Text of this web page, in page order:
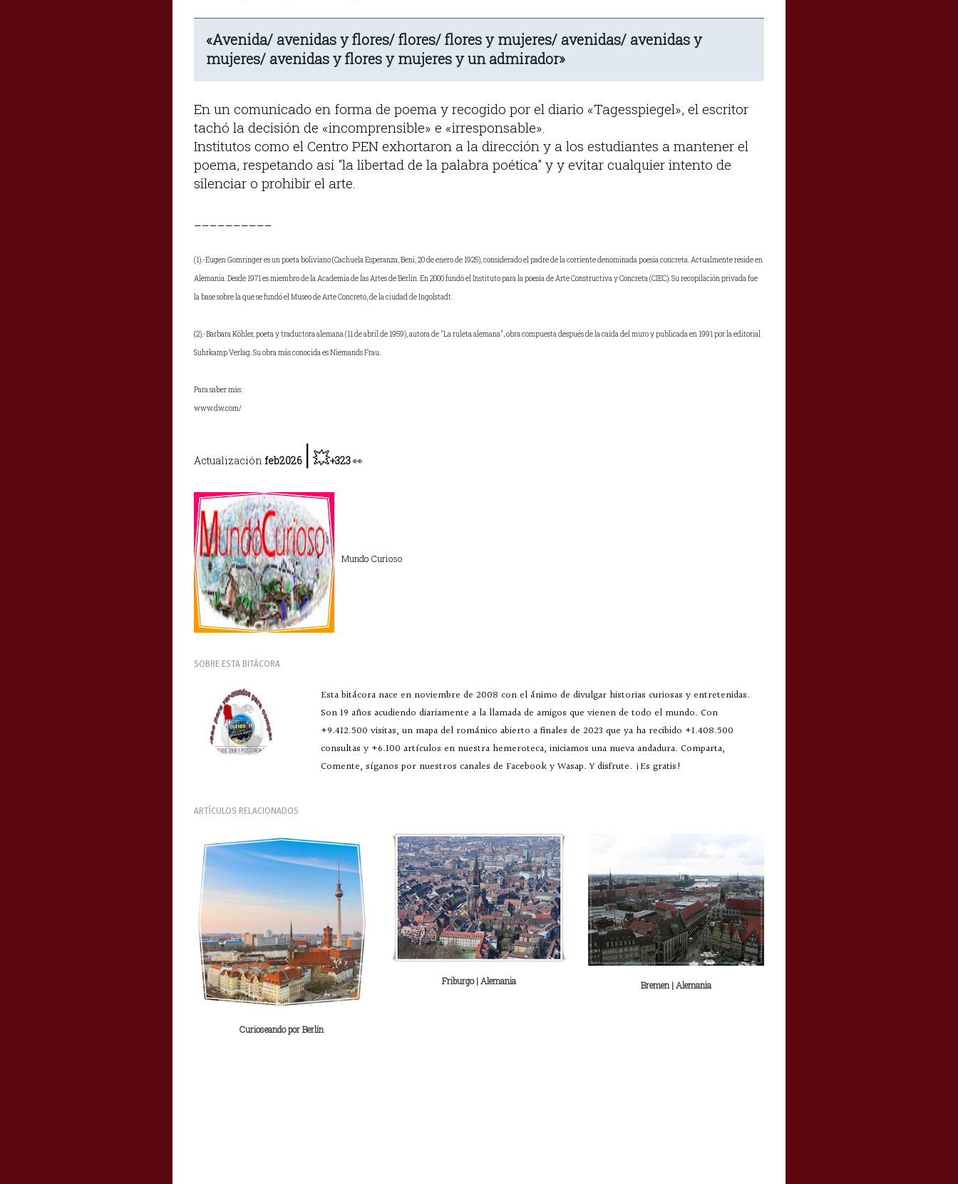
«Avenida/ avenidas y flores/ flores/ flores y mujeres/ avenidas/ avenidas y
mujeres/ avenidas y flores y mujeres y un admirador»
En un comunicado en forma de poema y recogido por el diario «Tagesspiegel», el escritor
tachó la decisión de «incomprensible» e «irresponsable».
Institutos como el Centro PEN exhortaron a la dirección y a los estudiantes a mantener el
poema, respetando así "la libertad de la palabra poética" y y evitar cualquier intento de
silenciar o prohibir el arte.
(1).-Eugen Gomringer es un poeta boliviano (Cachuela Esperanza, Beni, 20 de enero de 1925), considerado el padre de la corriente denominada poesía concreta. Actualmente reside en
Alemania.Desde 1971 es miembro de la Academia de las Artes de Berlín. En 2000 fundó el Instituto para la poesía de Arte Constructiva y Concreta (CIEC). Su recopilación privada fue
la base sobre la que se fundó el Museo de Arte Concreto, de la ciudad de Ingolstadt.
(2).-Barbara Köhler, poeta y traductora alemana (11 de abril de 1959), autora de "La ruleta alemana", obra compuesta después de la caída del muro y publicada en 1991 por la editorial
Suhrkamp Verlag. Su obra más conocida es Niemands Frau.
Para saber más:
www.dw.com/
Actualización feb2026 |💥+323👀
Mundo Curioso
SOBRE ESTA BITÁCORA
Esta bitácora nace en noviembre de 2008 con el ánimo de divulgar historias curiosas y entretenidas.
Son 19 años acudiendo diariamente a la llamada de amigos que vienen de todo el mundo. Con
+9.412.500 visitas, un mapa del románico abierto a finales de 2023 que ya ha recibido +1.408.500
consultas y +6.100 artículos en nuestra hemeroteca, iniciamos una nueva andadura. Comparta,
Comente, síganos por nuestros canales de Facebook y Wasap. Y disfrute. ¡Es gratis!
ARTÍCULOS RELACIONADOS
Curioseando por Berlín
Friburgo | Alemania Bremen | Alemania